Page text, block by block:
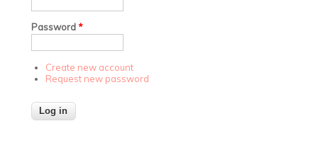
Password*
Create new account
Request new password